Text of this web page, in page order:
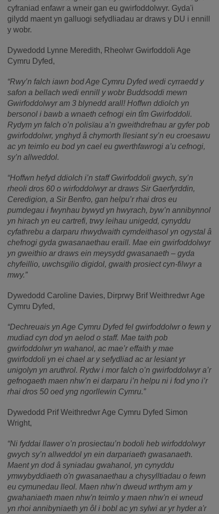
cyfraniad enfawr a wneir gan eu gwirfoddolwyr. Gyda'i
gilydd maent yn galluogi sefydliadau ar draws y DU i ennill
y wobr.
Dywedodd Lynne Meredith, Rheolwr Gwirfoddoli Age
Cymru Dyfed,
“Rwy’n falch iawn bod Age Cymru Dyfed wedi cyrraedd y
safon a bellach wedi ennill y wobr Buddsoddi mewn
Gwirfoddolwyr am 3 blynedd arall! Hoffwn ddiolch yn
bersonol i bawb a wnaeth cefnogi ein tîm Gwirfoddoli.
Rydym yn falch o’n polisïau a’n gweithdrefnau ar gyfer pob
gwirfoddolwr, ynghyd â chymorth llesiant sy’n eu croesawu
ac yn teimlo eu bod yn cael eu gwerthfawrogi a’u cefnogi,
sy’n allweddol.
“Hoffwn hefyd ddiolch i’n staff Gwirfoddoli gwych, sy’n
rheoli dros 60 o wirfoddolwyr ar draws Sir Gaerfyrddin,
Ceredigion, a Sir Benfro, gan helpu’r rhai dros eu
pumdegau i fwynhau bywyd yn hwyrach, byw’n annibynnol
yn hirach yn eu cartrefi, trwy leihau unigedd, cynyddu
cyfathrebu a darparu rhwydwaith cymdeithasol yn ogystal â
chefnogi gyda gwasanaethau eraill. Mae ein gwirfoddolwyr
yn gweithio ar draws ein meysydd gwasanaeth – gyda
chyfeillio, uwchsgilio digidol, gwaith prosiect cyn-filwyr a
mwy.”
Dywedodd Caroline Davies, Dirprwy Brif Weithredwr Age
Cymru Dyfed,
“Dechreuais yn Age Cymru Dyfed fel gwirfoddolwr o fewn y
mudiad cyn dod yn aelod o staff. Mae taith pob
gwirfoddolwr yn wahanol, ac mae’r effaith y mae
gwirfoddoli yn ei chael ar y sefydliad ac ar lesiant yr
unigolyn yn aruthrol. Rydw i mor falch o’n gwirfoddolwyr a’r
gefnogaeth maen nhw’n ei darparu i’n helpu ni i fod yno i’r
rhai dros 50 oed yng ngorllewin Cymru.”
Dywedodd Prif Weithredwr Age Cymru Dyfed Simon
Wright,
“Ni fyddai llawer o’n prosiectau’n bodoli heb wirfoddolwyr
gwych sy’n allweddol yn ein darpariaeth gwasanaeth.
Maent yn dod â syniadau gwahanol, yn cynyddu
ymwybyddiaeth o'n gwasanaethau a chysylltiadau o fewn
eu cymunedau lleol. Maen nhw'n dweud wrthym am y
gwahaniaeth maen nhw'n teimlo y maen nhw'n ei wneud
yn rhoi annibyniaeth yn ôl i bobl ac yn sylwi ar yr hyder a'r